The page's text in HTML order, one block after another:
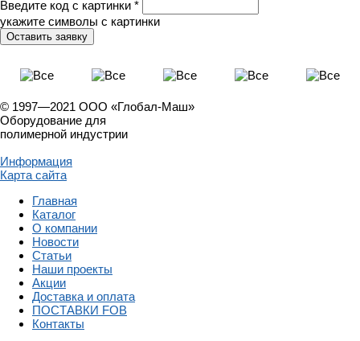
Введите код с картинки *
укажите символы с картинки
© 1997—2021 ООО «Глобал-Маш»
Оборудование для
полимерной индустрии
Информация
Карта сайта
Главная
Каталог
О компании
Новости
Статьи
Наши проекты
Акции
Доставка и оплата
ПОСТАВКИ FOB
Контакты